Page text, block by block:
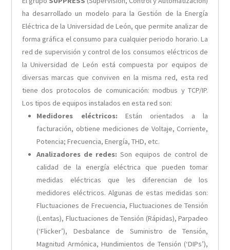
ha desarrollado un modelo para la Gestión de la Energía
Eléctrica de la Universidad de León, que permite analizar de
forma gráfica el consumo para cualquier periodo horario. La
red de supervisión y control de los consumos eléctricos de
la Universidad de León está compuesta por equipos de
diversas marcas que conviven en la misma red, esta red
tiene dos protocolos de comunicación: modbus y TCP/IP.
Los tipos de equipos instalados en esta red son:
Medidores eléctricos: Están orientados a la
facturación, obtiene mediciones de Voltaje, Corriente,
Potencia; Frecuencia, Energía, THD, etc.
Analizadores de redes: Son equipos de control de
calidad de la energía eléctrica que pueden tomar
medidas eléctricas que les diferencian de los
medidores eléctricos. Algunas de estas medidas son:
Fluctuaciones de Frecuencia, Fluctuaciones de Tensión
(Lentas), Fluctuaciones de Tensión (Rápidas), Parpadeo
(‘Flicker’), Desbalance de Suministro de Tensión,
Magnitud Armónica, Hundimientos de Tensión (‘DIPs’),